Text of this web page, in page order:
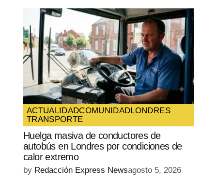
ACTUALIDADCOMUNIDADLONDRES
TRANSPORTE
Huelga masiva de conductores de
autobús en Londres por condiciones de
calor extremo
by Redacción Express Newsagosto 5, 2026